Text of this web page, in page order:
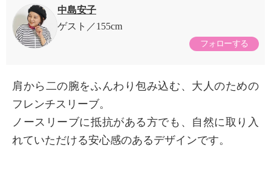
中島安子
ゲスト
155cm
フォローする
肩から二の腕をふんわり包み込む、大人のための
フレンチスリーブ。
ノースリーブに抵抗がある方でも、自然に取り入
れていただける安心感のあるデザインです。